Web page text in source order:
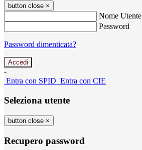
button close ×
Nome Utente
Password
Password dimenticata?
-
Entra con SPID Entra con CIE
Seleziona utente
button close ×
Recupero password